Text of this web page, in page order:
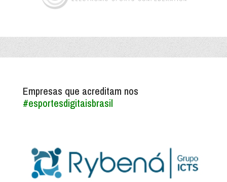
Empresas que acreditam nos
#esportesdigitaisbrasil